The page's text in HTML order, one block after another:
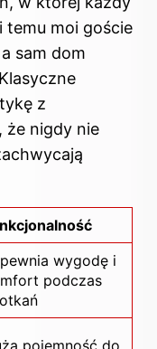
temu moi goście
sam dom
z
że nigdy nie
wygodę i
podczas
pojemność do